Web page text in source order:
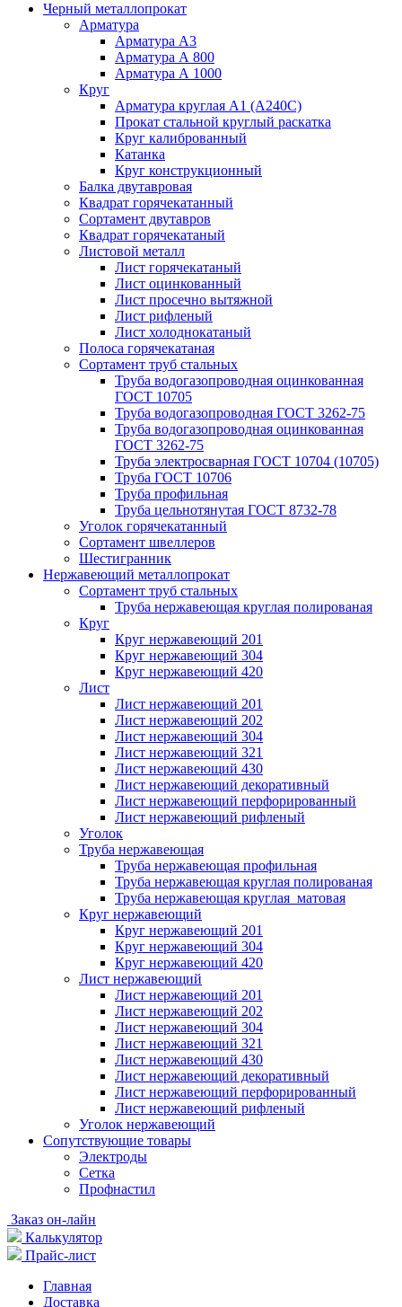
Черный металлопрокат
Арматура
Арматура А3
Арматура А 800
Арматура А 1000
Круг
Арматура круглая А1 (А240C)
Прокат стальной круглый раскатка
Круг калиброванный
Катанка
Круг конструкционный
Балка двутавровая
Квадрат горячекатанный
Сортамент двутавров
Квадрат горячекатаный
Листовой металл
Лист горячекатаный
Лист оцинкованный
Лист просечно вытяжной
Лист рифленый
Лист холоднокатаный
Полоса горячекатаная
Сортамент труб стальных
Труба водогазопроводная оцинкованная
ГОСТ 10705
Труба водогазопроводная ГОСТ 3262-75
Труба водогазопроводная оцинкованная
ГОСТ 3262-75
Труба электросварная ГОСТ 10704 (10705)
Труба ГОСТ 10706
Труба профильная
Труба цельнотянутая ГОСТ 8732-78
Уголок горячекатанный
Сортамент швеллеров
Шестигранник
Нержавеющий металлопрокат
Сортамент труб стальных
Труба нержавеющая круглая полированая
Круг
Круг нержавеющий 201
Круг нержавеющий 304
Круг нержавеющий 420
Лист
Лист нержавеющий 201
Лист нержавеющий 202
Лист нержавеющий 304
Лист нержавеющий 321
Лист нержавеющий 430
Лист нержавеющий декоративный
Лист нержавеющий перфорированный
Лист нержавеющий рифленый
Уголок
Труба нержавеющая
Труба нержавеющая профильная
Труба нержавеющая круглая полированая
Труба нержавеющая круглая матовая
Круг нержавеющий
Круг нержавеющий 201
Круг нержавеющий 304
Круг нержавеющий 420
Лист нержавеющий
Лист нержавеющий 201
Лист нержавеющий 202
Лист нержавеющий 304
Лист нержавеющий 321
Лист нержавеющий 430
Лист нержавеющий декоративный
Лист нержавеющий перфорированный
Лист нержавеющий рифленый
Уголок нержавеющий
Cопутствующие товары
Электроды
Сетка
Профнастил
Заказ он-лайн
Калькулятор
Прайс-лист
Главная
Доставка